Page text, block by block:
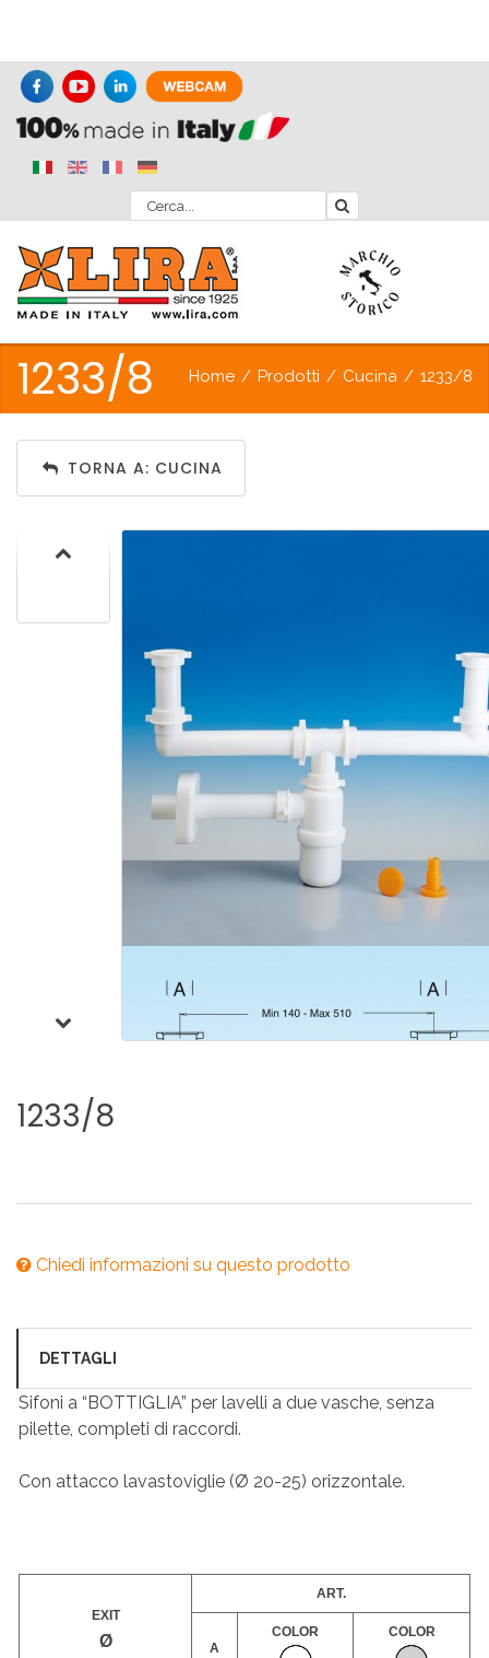
1233/8 Home / Prodotti / Cucina / 1233/8
TORNA A: CUCINA
1233/8
Chiedi informazioni su questo prodotto
DETTAGLI
Sifoni a “BOTTIGLIA” per lavelli a due vasche, senza
pilette, completi di raccordi.
Con attacco lavastoviglie (Ø 20-25) orizzontale.
EXIT
Ø
ART.
A
COLOR COLOR